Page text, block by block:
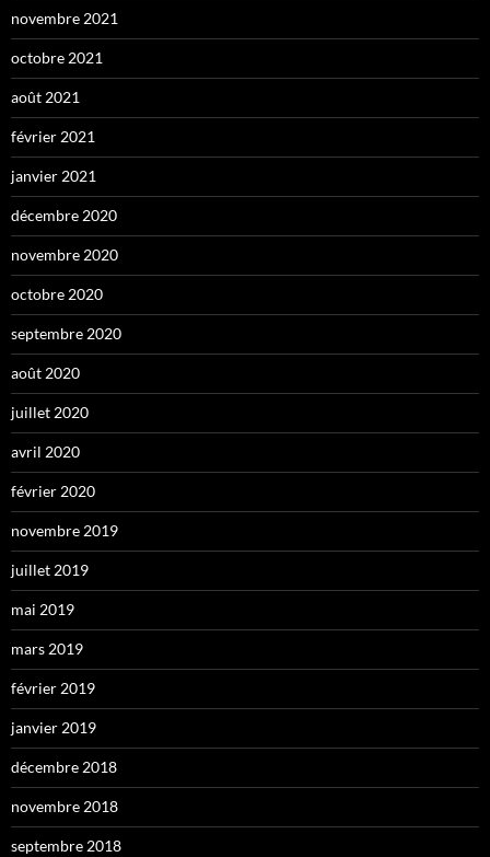
novembre 2021
octobre 2021
août 2021
février 2021
janvier 2021
décembre 2020
novembre 2020
octobre 2020
septembre 2020
août 2020
juillet 2020
avril 2020
février 2020
novembre 2019
juillet 2019
mai 2019
mars 2019
février 2019
janvier 2019
décembre 2018
novembre 2018
septembre 2018